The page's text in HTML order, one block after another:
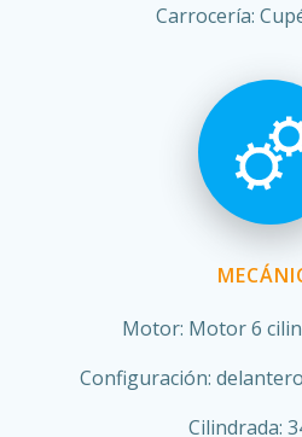
Carrocería:
Motor: Motor 6
Configuración:
Cilindrada: